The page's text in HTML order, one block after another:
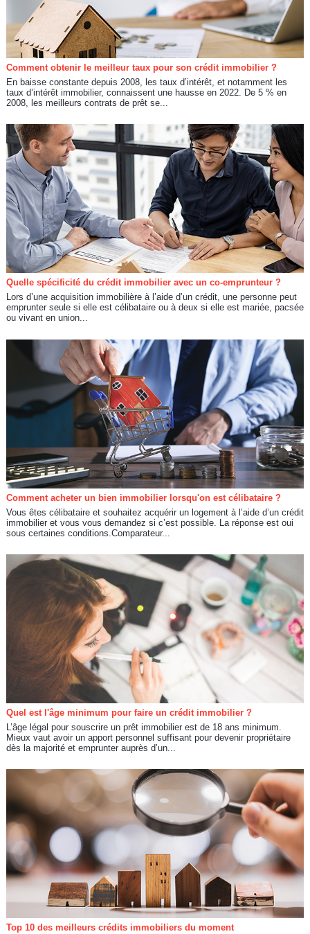
Comment obtenir le meilleur taux pour son crédit immobilier ?
En baisse constante depuis 2008, les taux d’intérêt, et notamment les
taux d’intérêt immobilier, connaissent une hausse en 2022. De 5 % en
2008, les meilleurs contrats de prêt se...
Quelle spécificité du crédit immobilier avec un co-emprunteur ?
Lors d’une acquisition immobilière à l’aide d’un crédit, une personne peut
emprunter seule si elle est célibataire ou à deux si elle est mariée, pacsée
ou vivant en union...
Comment acheter un bien immobilier lorsqu'on est célibataire ?
Vous êtes célibataire et souhaitez acquérir un logement à l’aide d’un crédit
immobilier et vous vous demandez si c’est possible. La réponse est oui
sous certaines conditions.Comparateur...
Quel est l'âge minimum pour faire un crédit immobilier ?
L’âge légal pour souscrire un prêt immobilier est de 18 ans minimum.
Mieux vaut avoir un apport personnel suffisant pour devenir propriétaire
dès la majorité et emprunter auprès d’un...
Top 10 des meilleurs crédits immobiliers du moment